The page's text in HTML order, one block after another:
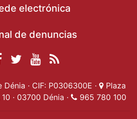
electrónica
de denuncias
Facebook
Ayuntamiento de
Dénia
Ayuntamiento de
Dénia
Ayuntamiento
de Dénia
Actualidad
· CIF: P0306300E ·
Plaza
· 03700 Dénia ·
965 780 100